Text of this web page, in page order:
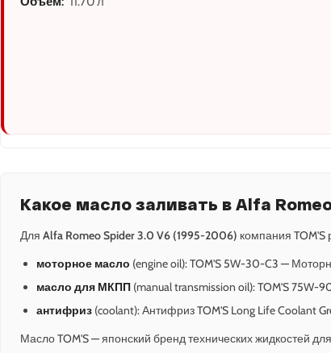
Какое масло заливать в Alfa
Для Alfa Romeo Spider 3.0 V6 (1995-2006) компания TOM'S
моторное масло (engine oil): TOM'S 5W-30-C3 —
масло для МКПП (manual transmission oil): TOM'S
антифриз (coolant): Антифриз TOM'S Long Life Coolant
Масло TOM'S — японский бренд технических жидкостей